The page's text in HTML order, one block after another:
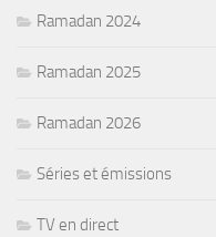
Ramadan 2024
Ramadan 2025
Ramadan 2026
Séries et émissions
TV en direct